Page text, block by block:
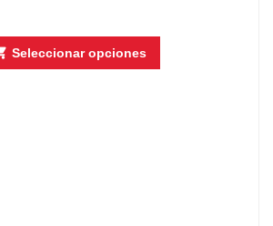
Seleccionar opciones